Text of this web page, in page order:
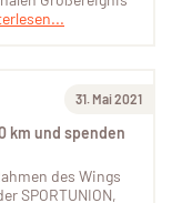
31. Mai 2021
km und spenden
des Wings
SPORTUNION,